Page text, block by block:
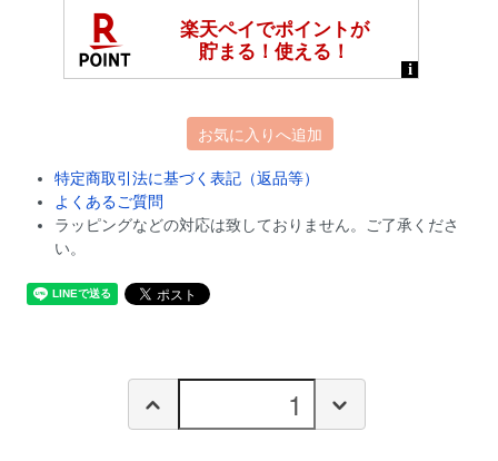
お気に入りへ追加
特定商取引法に基づく表記（返品等）
よくあるご質問
ラッピングなどの対応は致しておりません。ご了承くださ
い。